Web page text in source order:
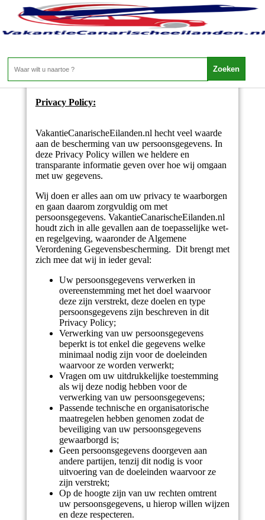
Privacy Policy
Privacy Policy:
VakantieCanarischeEilanden.nl hecht veel waarde
aan de bescherming van uw persoonsgegevens. In
deze Privacy Policy willen we heldere en
transparante informatie geven over hoe wij omgaan
met uw gegevens.
Wij doen er alles aan om uw privacy te waarborgen
en gaan daarom zorgvuldig om met
persoonsgegevens. VakantieCanarischeEilanden.nl
houdt zich in alle gevallen aan de toepasselijke wet-
en regelgeving, waaronder de Algemene
Verordening Gegevensbescherming. Dit brengt met
zich mee dat wij in ieder geval:
Uw persoonsgegevens verwerken in
overeenstemming met het doel waarvoor
deze zijn verstrekt, deze doelen en type
persoonsgegevens zijn beschreven in dit
Privacy Policy;
Verwerking van uw persoonsgegevens
beperkt is tot enkel die gegevens welke
minimaal nodig zijn voor de doeleinden
waarvoor ze worden verwerkt;
Vragen om uw uitdrukkelijke toestemming
als wij deze nodig hebben voor de
verwerking van uw persoonsgegevens;
Passende technische en organisatorische
maatregelen hebben genomen zodat de
beveiliging van uw persoonsgegevens
gewaarborgd is;
Geen persoonsgegevens doorgeven aan
andere partijen, tenzij dit nodig is voor
uitvoering van de doeleinden waarvoor ze
zijn verstrekt;
Op de hoogte zijn van uw rechten omtrent
uw persoonsgegevens, u hierop willen wijzen
en deze respecteren.